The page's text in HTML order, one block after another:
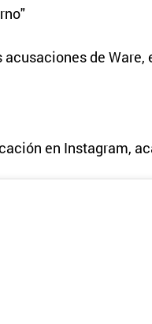
de Ware,
en Instagram,